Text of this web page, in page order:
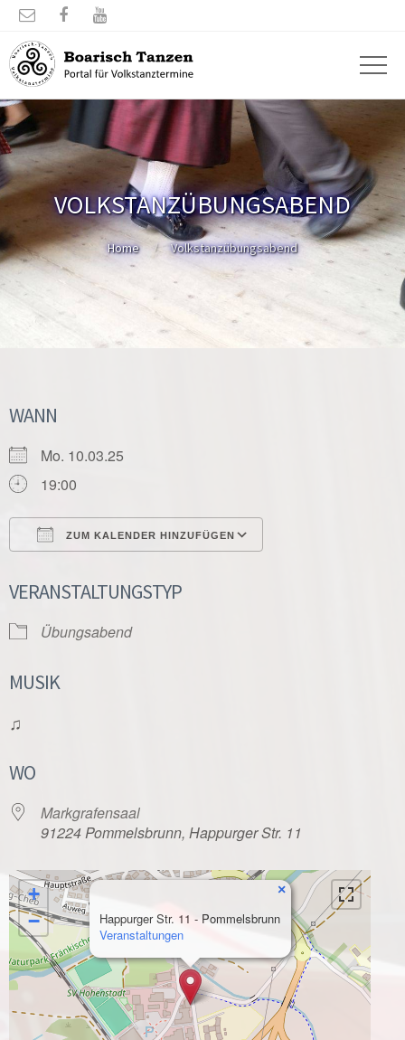
  
VOLKSTANZÜBUNGSABEND
Home Volkstanzübungsabend
WANN
Mo. 10.03.25
19:00
ZUM KALENDER HINZUFÜGEN
VERANSTALTUNGSTYP
Übungsabend
MUSIK
♫
WO
Markgrafensaal
91224 Pommelsbrunn, Happurger Str. 11
Happurger Str. 11 - Pommelsbrunn
Veranstaltungen
×
+
−